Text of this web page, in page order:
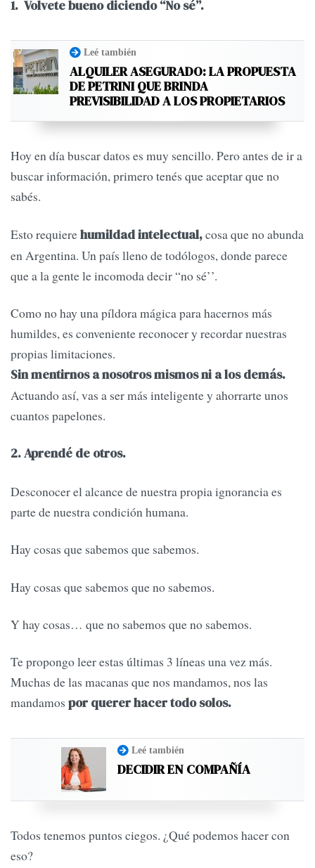
1. Volvete bueno diciendo “No sé”.
Leé también
ALQUILER ASEGURADO: LA PROPUESTA
DE PETRINI QUE BRINDA
PREVISIBILIDAD A LOS PROPIETARIOS
Hoy en día buscar datos es muy sencillo. Pero antes de ir a
buscar información, primero tenés que aceptar que no
sabés.
Esto requierehumildad intelectual,cosa que no abunda
en Argentina. Un país lleno de todólogos, donde parece
que a la gente le incomoda decir “no sé’’.
Como no hay una píldora mágica para hacernos más
humildes, es conveniente reconocer y recordar nuestras
propias limitaciones.
Sin mentirnos a nosotros mismos ni a los demás.
Actuando así, vas a ser más inteligente y ahorrarte unos
cuantos papelones.
2. Aprendé de otros.
Desconocer el alcance de nuestra propia ignorancia es
parte de nuestra condición humana.
Hay cosas que sabemos que sabemos.
Hay cosas que sabemos que no sabemos.
Y hay cosas… que no sabemos que no sabemos.
Te propongo leer estas últimas 3 líneas una vez más.
Muchas de las macanas que nos mandamos, nos las
mandamos por querer hacer todo solos.
Leé también
DECIDIR EN COMPAÑÍA
Todos tenemos puntos ciegos. ¿Qué podemos hacer con
eso?